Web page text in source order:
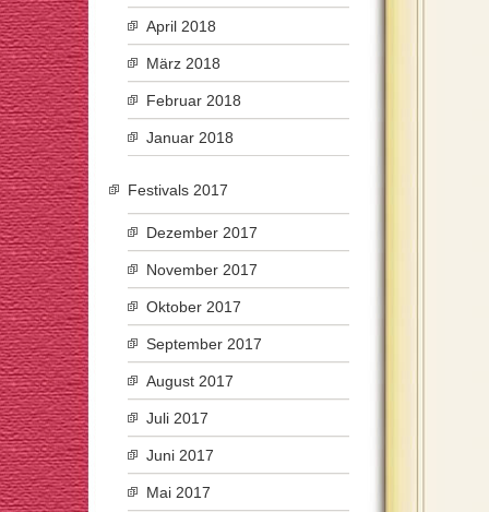
April 2018
März 2018
Februar 2018
Januar 2018
Festivals 2017
Dezember 2017
November 2017
Oktober 2017
September 2017
August 2017
Juli 2017
Juni 2017
Mai 2017